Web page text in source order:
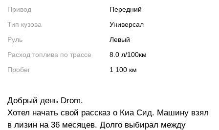
Привод
Передний
Тип кузова
Универсал
Руль
Левый
Расход топлива по трассе
8.0 л/100км
Пробег
1 100 км
Добрый день Drom.
Хотел начать свой рассказ о Киа Сид. Машину взял
в лизин на 36 месяцев. Долго выбирал между